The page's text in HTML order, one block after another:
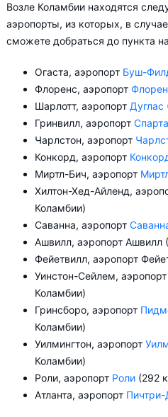
Возле Коламбии находятся
аэропорты, из которых, в
сможете добраться до пункта
Огаста, аэропорт Буш-
Флоренс, аэропорт
Шарлотт, аэропорт Дуглас
Гринвилл, аэропорт
Чарлстон, аэропорт
Конкорд, аэропорт
Миртл-Бич, аэропорт
Хилтон-Хед-Айленд,
Коламбии)
Саванна, аэропорт
Уинстон-Сейлем, аэропорт Уинстон-Сейлем (249 км до
Коламбии)
Гринсборо, аэропорт
Коламбии)
Уилмингтон, аэропорт
Коламбии)
Роли, аэропорт Роли (292
Атланта, аэропорт